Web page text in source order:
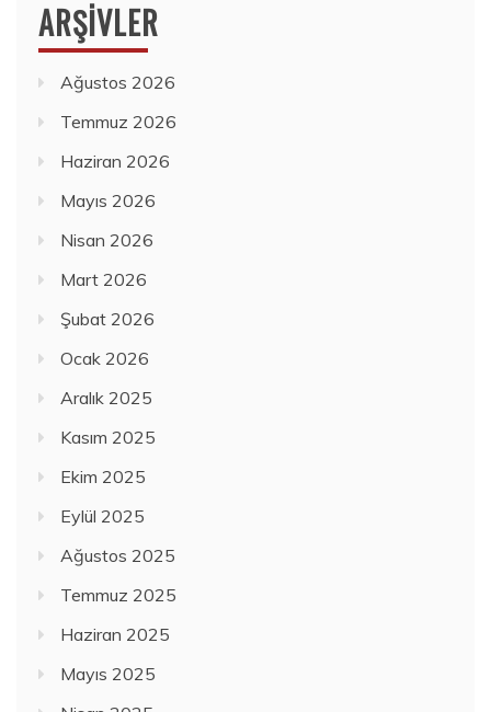
ARŞIVLER
Ağustos 2026
Temmuz 2026
Haziran 2026
Mayıs 2026
Nisan 2026
Mart 2026
Şubat 2026
Ocak 2026
Aralık 2025
Kasım 2025
Ekim 2025
Eylül 2025
Ağustos 2025
Temmuz 2025
Haziran 2025
Mayıs 2025